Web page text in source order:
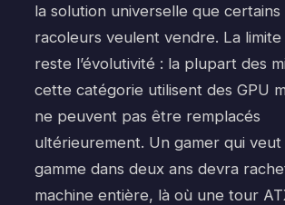
la solution universelle que certains
racoleurs veulent vendre. La limite
reste l’évolutivité : la plupart des
cette catégorie utilisent des GPU
ne peuvent pas être remplacés
ultérieurement. Un gamer qui
gamme dans deux ans devra
machine entière, là où une tour